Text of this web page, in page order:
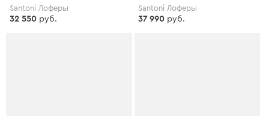
Santoni Лоферы
32 550 руб.
Santoni Лоферы
37 990 руб.